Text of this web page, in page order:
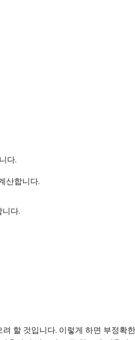
다.
산합니다.
다.
할 것입니다. 이렇게 하면 부정확